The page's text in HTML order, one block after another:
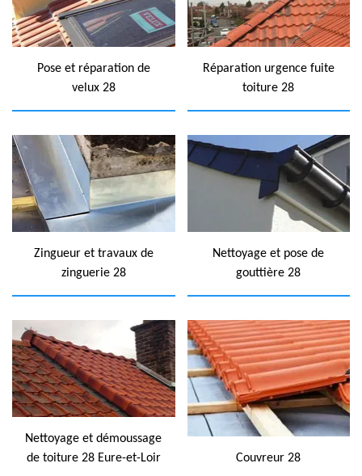
Pose et réparation de
velux 28
Réparation urgence fuite
toiture 28
Zingueur et travaux de
zinguerie 28
Nettoyage et pose de
gouttière 28
Nettoyage et démoussage
de toiture 28 Eure-et-Loir
Couvreur 28